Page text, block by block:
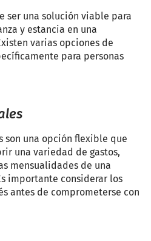
ser una solución viable para
y estancia en una
varias opciones de
para personas
son una opción flexible que
una variedad de gastos,
mensualidades de una
importante considerar los
antes de comprometerse con